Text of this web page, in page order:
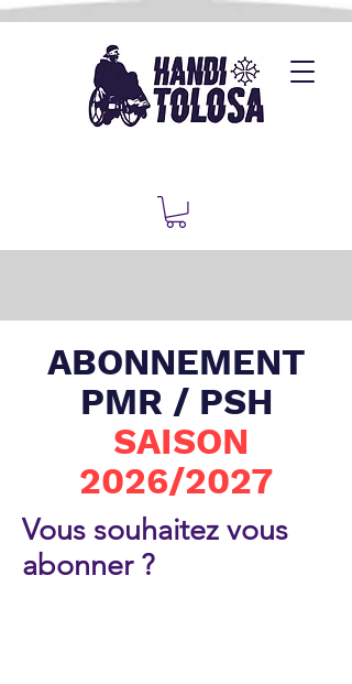
​ABONNEMENT
PMR / PSH
SAISON
2026/2027
Vous souhaitez vous
abonner ?